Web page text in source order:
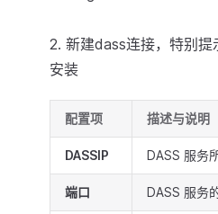
2. 新建dass连接，特别
安装
配置项 描述与说明
DASSIP DASS 服务
端口 DASS 服务